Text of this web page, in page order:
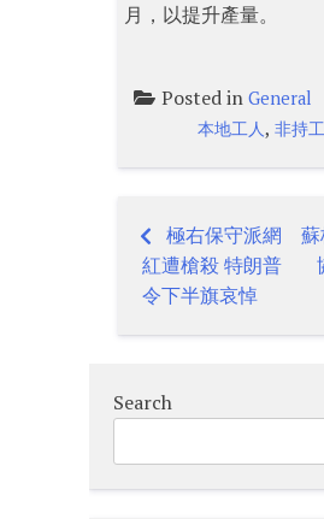
月，以提升產量。
Posted inGeneral
本地工人,非持
Post
navigation
極右保守派網
紅遭槍殺 特朗普
令下半旗哀悼
Search